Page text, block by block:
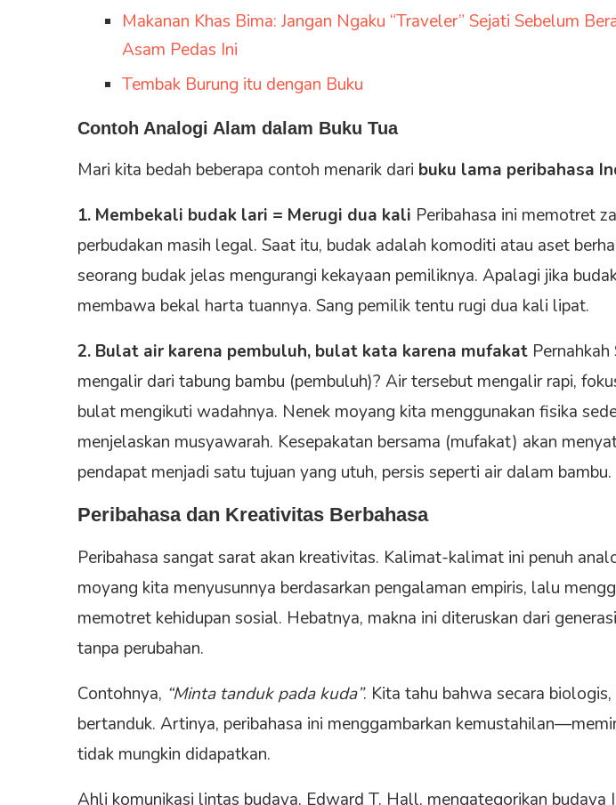
Makanan Khas Bima: Jangan Ngaku “Traveler” Sejati Sebelum
Asam Pedas Ini
Tembak Burung itu dengan Buku
Contoh Analogi Alam dalam Buku Tua
Mari kita bedah beberapa contoh menarik dari buku lama peribahasa
1. Membekali budak lari = Merugi dua kali Peribahasa ini memotret
perbudakan masih legal. Saat itu, budak adalah komoditi atau aset
seorang budak jelas mengurangi kekayaan pemiliknya. Apalagi jika
membawa bekal harta tuannya. Sang pemilik tentu rugi dua kali lipat.
2. Bulat air karena pembuluh, bulat kata karena mufakat
mengalir dari tabung bambu (pembuluh)? Air tersebut mengalir rapi,
bulat mengikuti wadahnya. Nenek moyang kita menggunakan fisika
menjelaskan musyawarah. Kesepakatan bersama (mufakat) akan
pendapat menjadi satu tujuan yang utuh, persis seperti air dalam bambu.
Peribahasa dan Kreativitas Berbahasa
Peribahasa sangat sarat akan kreativitas. Kalimat-kalimat ini penuh
moyang kita menyusunnya berdasarkan pengalaman empiris, lalu
memotret kehidupan sosial. Hebatnya, makna ini diteruskan dari
tanpa perubahan.
Contohnya, “Minta tanduk pada kuda”. Kita tahu bahwa secara
bertanduk. Artinya, peribahasa ini menggambarkan
tidak mungkin didapatkan.
Ahli komunikasi lintas budaya, Edward T. Hall, mengategorikan budaya